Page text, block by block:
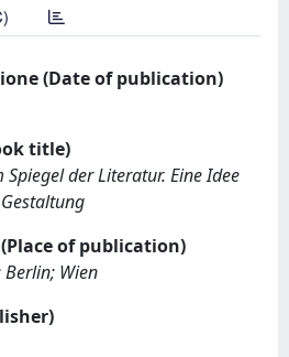
(Date of publication)
title)
Spiegel der Literatur. Eine Idee
of publication)
Wien